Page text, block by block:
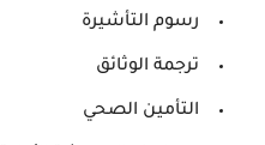
رسوم التأشيرة
ترجمة الوثائق
التأمين الصحي